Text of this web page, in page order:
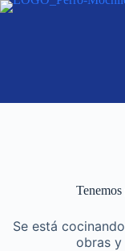
Se está
obras y